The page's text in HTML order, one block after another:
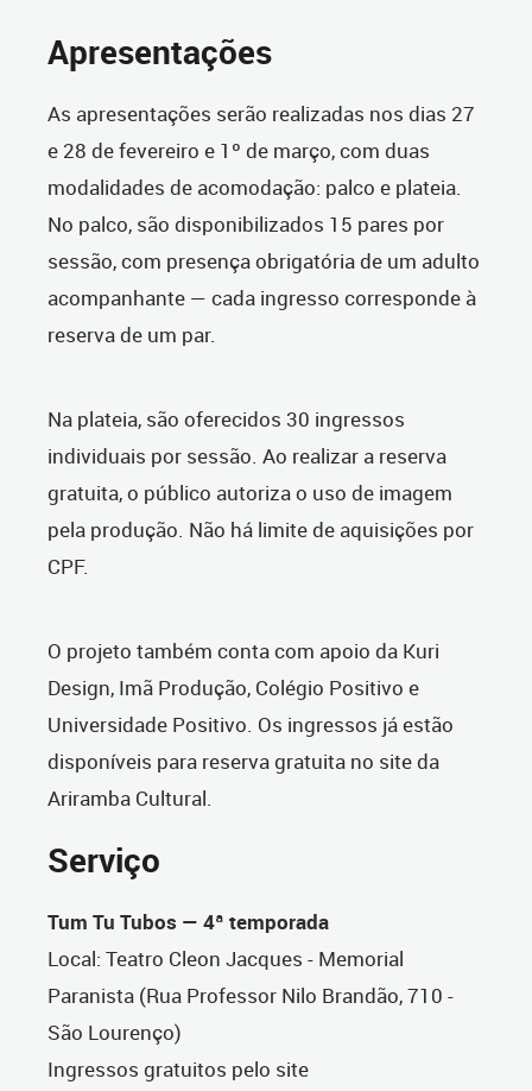
Apresentações
As apresentações serão realizadas nos dias 27
e 28 de fevereiro e 1º de março, com duas
modalidades de acomodação: palco e plateia.
No palco, são disponibilizados 15 pares por
sessão, com presença obrigatória de um adulto
acompanhante — cada ingresso corresponde à
reserva de um par.
Na plateia, são oferecidos 30 ingressos
individuais por sessão. Ao realizar a reserva
gratuita, o público autoriza o uso de imagem
pela produção. Não há limite de aquisições por
CPF.
O projeto também conta com apoio da Kuri
Design, Imã Produção, Colégio Positivo e
Universidade Positivo. Os ingressos já estão
disponíveis para reserva gratuita no site da
Ariramba Cultural.
Serviço
Tum Tu Tubos — 4ª temporada
Local: Teatro Cleon Jacques - Memorial
Paranista (Rua Professor Nilo Brandão, 710 -
São Lourenço)
Ingressos gratuitos pelo site